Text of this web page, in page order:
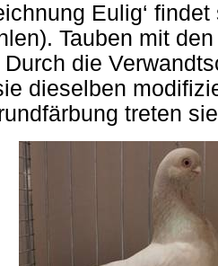
Eulig‘
Tauben mit
Durch die
dieselben
treten